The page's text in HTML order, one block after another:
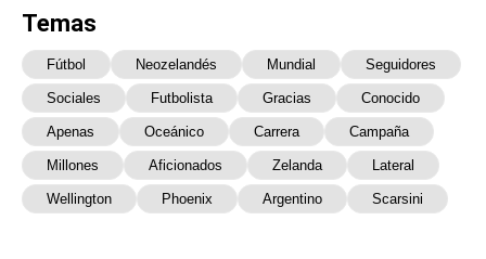
Temas
Fútbol Neozelandés Mundial Seguidores
Sociales Futbolista Gracias Conocido
Apenas Oceánico Carrera Campaña
Millones Aficionados Zelanda Lateral
Wellington Phoenix Argentino Scarsini